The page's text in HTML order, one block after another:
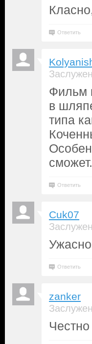
Ответить
Фильм
в
типа
сможет.
Ответить
Cuk07
Ответить
zanker